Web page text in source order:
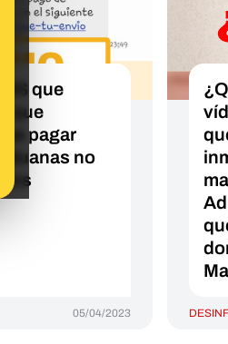
que
que
pagar
no
05/04/2023